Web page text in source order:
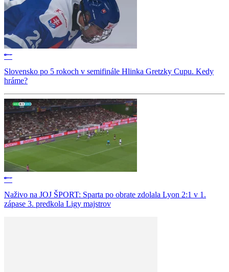
Slovensko po 5 rokoch v semifinále Hlinka Gretzky Cupu. Kedy
hráme?
Naživo na JOJ ŠPORT: Sparta po obrate zdolala Lyon 2:1 v 1.
zápase 3. predkola Ligy majstrov